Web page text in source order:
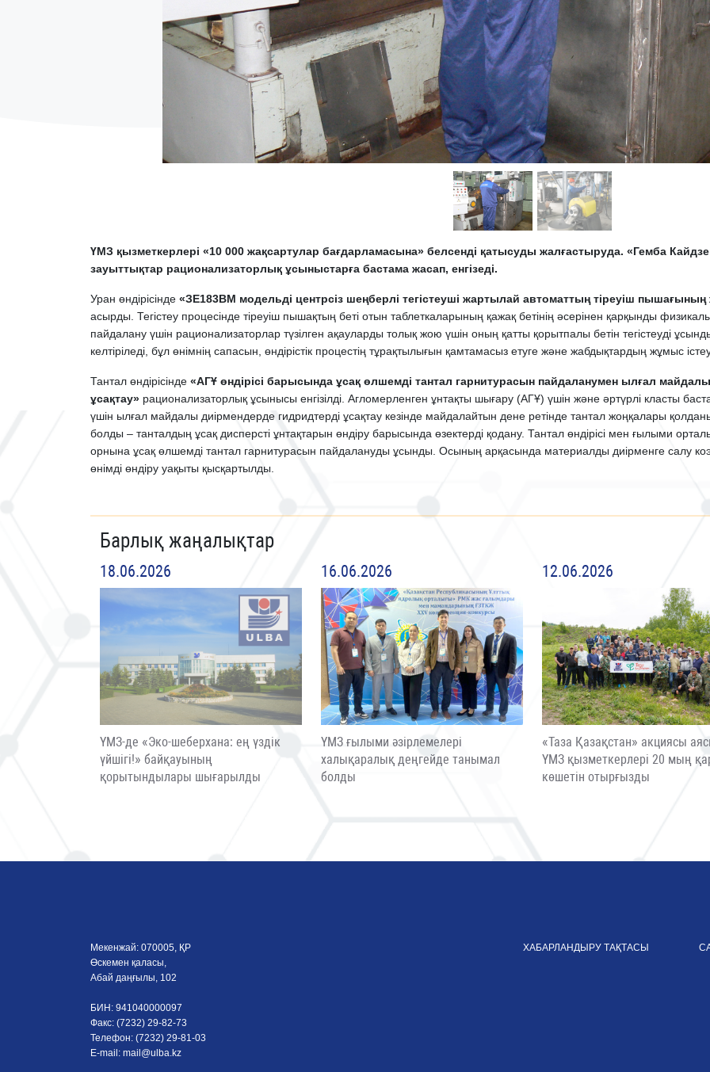
ҮМЗ қызметкерлері «10 000 жақсартулар бағдарламасына» белсенді қатысуды жалғастыруда. «Гемба
зауыттықтар рационализаторлық ұсыныстарға бастама жасап, енгізеді.
Уран өндірісінде «ЗЕ183ВМ модельді центрсіз шеңберлі тегістеуші жартылай автоматтың тіреуіш пышағының
асырды. Тегістеу процесінде тіреуіш пышақтың беті отын таблеткаларының қажақ бетінің әсерінен қарқынды
пайдалану үшін рационализаторлар түзілген ақауларды толық жою үшін оның қатты қорытпалы бетін тегістеуді
келтіріледі, бұл өнімнің сапасын, өндірістік процестің тұрақтылығын қамтамасыз етуге және жабдықтардың жұмыс
Тантал өндірісінде «АГҰ өндірісі барысында ұсақ өлшемді тантал гарнитурасын пайдаланумен ылғал майдалы
ұсақтау» рационализаторлық ұсынысы енгізілді. Агломерленген ұнтақты шығару (АГҰ) үшін және әртүрлі класты
үшін ылғал майдалы диірмендерде гидридтерді ұсақтау кезінде майдалайтын дене ретінде тантал жоңқалары
болды – танталдың ұсақ дисперсті ұнтақтарын өндіру барысында өзектерді қодану. Тантал өндірісі мен ғылыми
орнына ұсақ өлшемді тантал гарнитурасын пайдалануды ұсынды. Осының арқасында материалды диірменге салу
өнімді өндіру уақыты қысқартылды.
Барлық жаңалықтар
18.06.2026
ҮМЗ-де «Эко-шеберхана: ең үздік
үйшігі!» байқауының
қорытындылары шығарылды
16.06.2026
ҮМЗ ғылыми әзірлемелері
халықаралық деңгейде танымал
болды
12.06.2026
«Таза Қазақстан» акциясы
ҮМЗ қызметкерлері 20 мың
көшетін отырғызды
Мекенжай: 070005, ҚР
Өскемен қаласы,
Абай даңғылы, 102
БИН: 941040000097
Факс: (7232) 29-82-73
Телефон: (7232) 29-81-03
E-mail: mail@ulba.kz
ХАБАРЛАНДЫРУ ТАҚТАСЫ